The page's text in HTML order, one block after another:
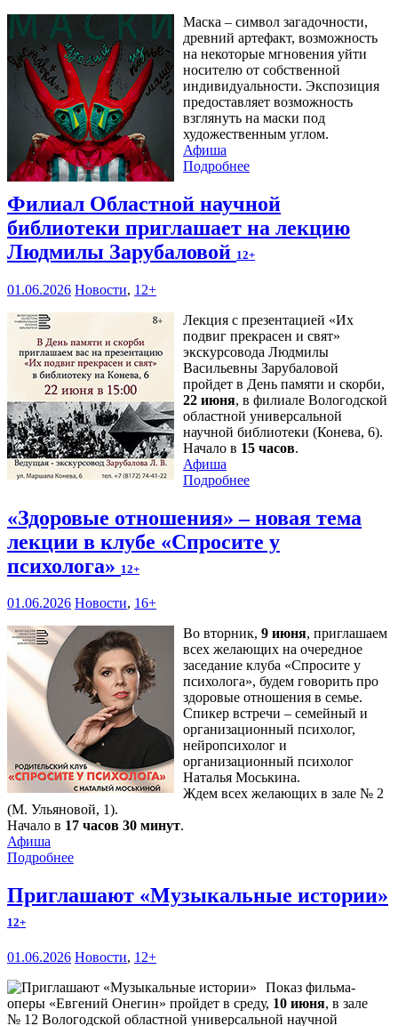
Маска – символ загадочности,
древний артефакт, возможность
на некоторые мгновения уйти
носителю от собственной
индивидуальности. Экспозиция
предоставляет возможность
взглянуть на маски под
художественным углом.
Афиша
Подробнее
Филиал Областной научной
библиотеки приглашает на лекцию
Людмилы Зарубаловой 12+
01.06.2026 Новости, 12+
Лекция с презентацией «Их
подвиг прекрасен и свят»
экскурсовода Людмилы
Васильевны Зарубаловой
пройдет в День памяти и скорби,
22 июня, в филиале Вологодской
областной универсальной
научной библиотеки (Конева, 6).
Начало в 15 часов.
Афиша
Подробнее
«Здоровые отношения» – новая тема
лекции в клубе «Спросите у
психолога» 12+
01.06.2026 Новости, 16+
Во вторник, 9 июня, приглашаем
всех желающих на очередное
заседание клуба «Спросите у
психолога», будем говорить про
здоровые отношения в семье.
Спикер встречи – семейный и
организационный психолог,
нейропсихолог и
организационный психолог
Наталья Моськина.
Ждем всех желающих в зале № 2
(М. Ульяновой, 1).
Начало в 17 часов 30 минут.
Афиша
Подробнее
Приглашают «Музыкальные истории»
12+
01.06.2026 Новости, 12+
Показ фильма-
оперы «Евгений Онегин» пройдет в среду, 10 июня, в зале
№ 12 Вологодской областной универсальной научной